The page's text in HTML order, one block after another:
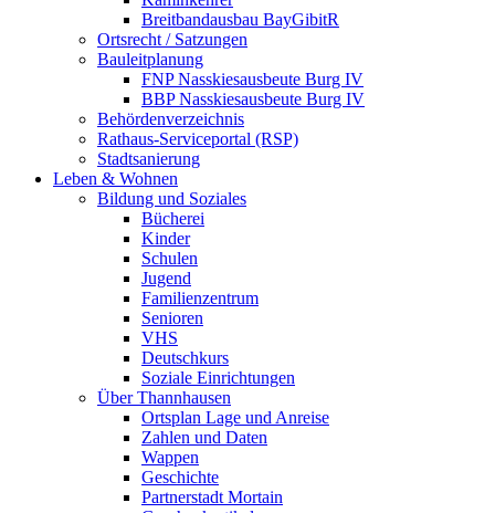
Breitbandausbau BayGibitR
Ortsrecht / Satzungen
Bauleitplanung
FNP Nasskiesausbeute Burg IV
BBP Nasskiesausbeute Burg IV
Behördenverzeichnis
Rathaus-Serviceportal (RSP)
Stadtsanierung
Leben & Wohnen
Bildung und Soziales
Bücherei
Kinder
Schulen
Jugend
Familienzentrum
Senioren
VHS
Deutschkurs
Soziale Einrichtungen
Über Thannhausen
Ortsplan Lage und Anreise
Zahlen und Daten
Wappen
Geschichte
Partnerstadt Mortain